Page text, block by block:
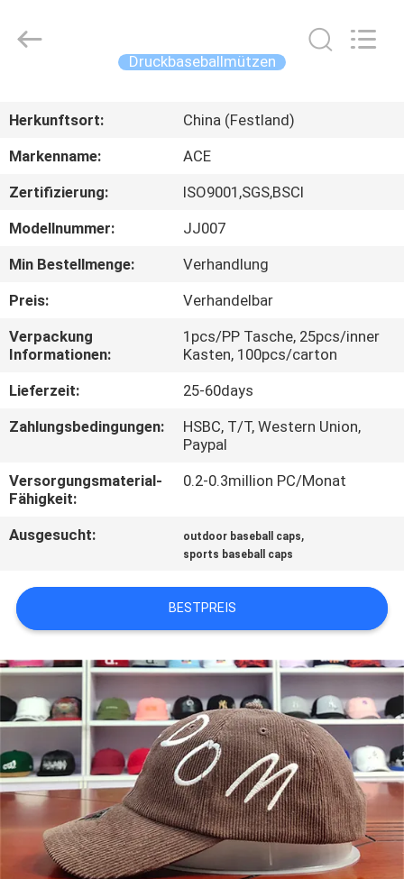
PRODUKTE
UNS
FABRIK-
AUSFLUG
QUALITÄTSKONTROLLE
TRETEN
SIE
MIT
UNS
VERBINDUNG
NACHRICHTEN
FÄLLE
SITEMAP
PRIVACY
POLICY
Ltd..
Druckbaseballmützen
Herkunftsort:
China (Festland)
Markenname:
ACE
Zertifizierung:
ISO9001,SGS,BSCI
Modellnummer:
JJ007
Min Bestellmenge:
Verhandlung
Preis:
Verhandelbar
Verpackung
Informationen:
1pcs/PP Tasche, 25pcs/inner
Kasten, 100pcs/carton
Lieferzeit:
25-60days
Zahlungsbedingungen:
HSBC, T/T, Western Union,
Paypal
Versorgungsmaterial-
Fähigkeit:
0.2-0.3million PC/Monat
Ausgesucht: outdoor baseball caps,
sports baseball caps
BESTPREIS